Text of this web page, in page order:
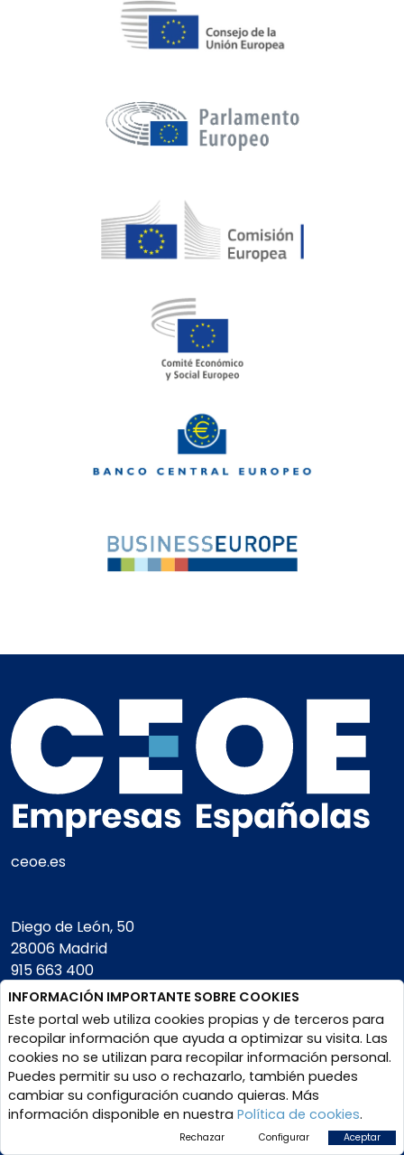
ceoe.es
Diego de León, 50
28006 Madrid
915 663 400
Square
de Meeus, 28.
1000 Bruselas
+32 (0) 2897 87 70
INFORMACIÓN IMPORTANTE SOBRE COOKIES
Este portal web utiliza cookies propias y de terceros para
recopilar información que ayuda a optimizar su visita. Las
cookies no se utilizan para recopilar información personal.
Puedes permitir su uso o rechazarlo, también puedes
cambiar su configuración cuando quieras. Más
información disponible en nuestra Política de cookies.
Rechazar Configurar Aceptar